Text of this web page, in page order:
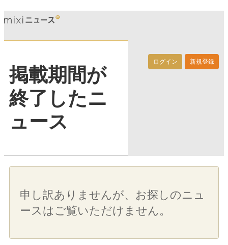
ログイン 新規登録
掲載期間が
終了したニ
ュース
申し訳ありませんが、お探しのニュ
ースはご覧いただけません。